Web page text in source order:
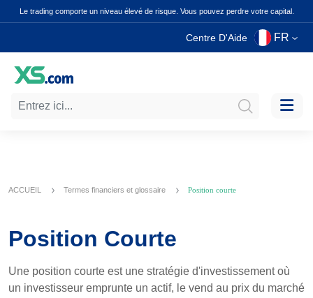
Le trading comporte un niveau élevé de risque. Vous pouvez perdre votre capital.
Centre D'Aide FR
ACCUEIL Termes financiers et glossaire Position courte
Position Courte
Une position courte est une stratégie d'investissement où
un investisseur emprunte un actif, le vend au prix du marché